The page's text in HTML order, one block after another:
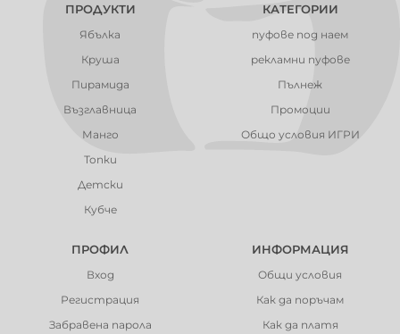
ПРОДУКТИ
Ябълка
Круша
Пирамида
Възглавница
Манго
Топки
Детски
Кубче
КАТЕГОРИИ
пуфове под наем
рекламни пуфове
Пълнеж
Промоции
Общо условия ИГРИ
ПРОФИЛ
Вход
Регистрация
Забравена парола
ИНФОРМАЦИЯ
Общи условия
Как да поръчам
Как да платя